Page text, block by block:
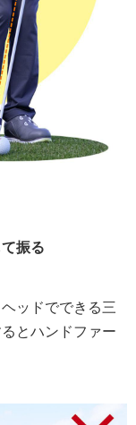
振る
ッドでできる三
とハンドファー